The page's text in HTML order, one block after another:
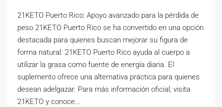
21KETO Puerto Rico: Apoyo avanzado para la pérdida de
peso 21KETO Puerto Rico se ha convertido en una opción
destacada para quienes buscan mejorar su figura de
forma natural. 21KETO Puerto Rico ayuda al cuerpo a
utilizar la grasa como fuente de energía diaria. El
suplemento ofrece una alternativa práctica para quienes
desean adelgazar. Para más información oficial, visita
21KETO y conoce...